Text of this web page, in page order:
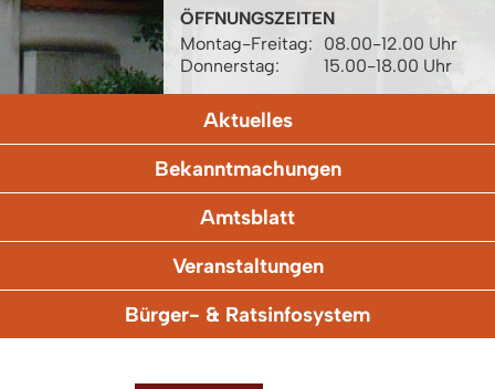
ÖFFNUNGSZEITEN
Montag-Freitag:
08.00-12.00 Uhr
Donnerstag:
15.00-18.00 Uhr
Aktuelles
Bekanntmachungen
Amtsblatt
Veranstaltungen
Bürger- & Ratsinfosystem